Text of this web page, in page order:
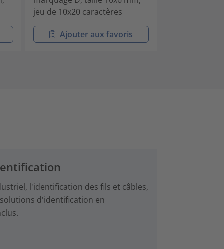
jeu de 10x20 caractères
Ajouter aux favoris
l'identification des fils et câbles,
d'identification en